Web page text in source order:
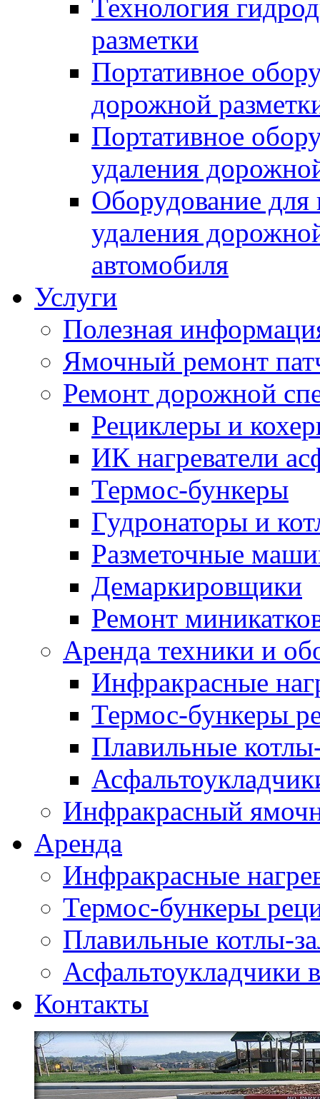
Технология
разметки
Портативное
дорожной
Портативное
удаления
Оборудование для
удаления
автомобиля
Услуги
Полезная
Ямочный ремонт
Ремонт дорожной
Рециклеры и
ИК нагреватели
Термос-бункеры
Гудронаторы и
Разметочные
Демаркировщики
Ремонт
Аренда техники и
Инфракрасные
Термос-бункеры
Плавильные
Инфракрасный
Аренда
Инфракрасные
Термос-бункеры
Плавильные котлы-
Асфальтоукладчики
Контакты